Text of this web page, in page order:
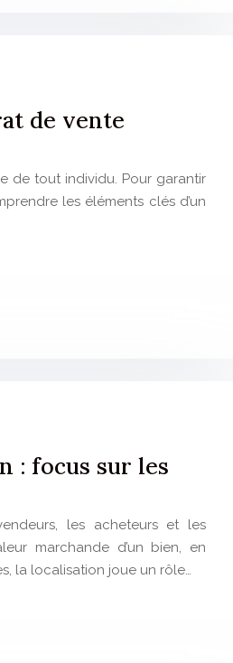
de vente
de tout individu. Pour garantir
les éléments clés d’un
: focus sur les
les acheteurs et les
marchande d’un bien, en
la localisation joue un rôle…